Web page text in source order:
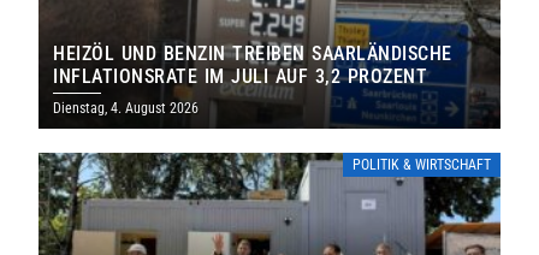
HEIZÖL UND BENZIN TREIBEN SAARLÄNDISCHE
INFLATIONSRATE IM JULI AUF 3,2 PROZENT
Dienstag, 4. August 2026
POLITIK & WIRTSCHAFT